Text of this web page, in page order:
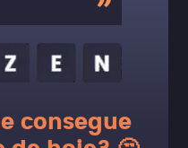
consegue